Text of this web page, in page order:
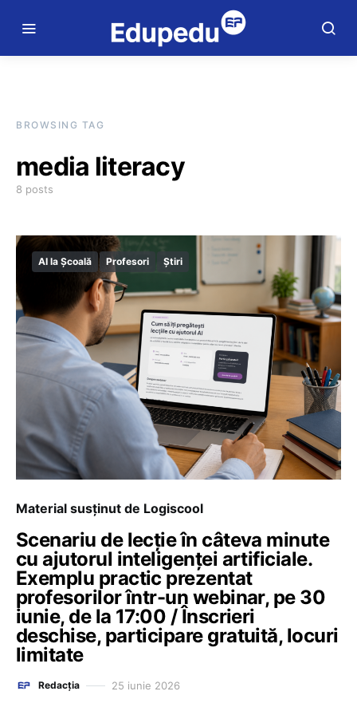
BROWSING TAG
media literacy
8 posts
AI la Școală Profesori Știri
Material susținut de Logiscool
Scenariu de lecție în câteva minute
cu ajutorul inteligenței artificiale.
Exemplu practic prezentat
profesorilor într-un webinar, pe 30
iunie, de la 17:00 / Înscrieri
deschise, participare gratuită, locuri
limitate
Redacția 25 iunie 2026